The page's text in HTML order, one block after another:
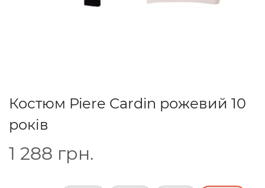
Костюм Piere Cardin рожевий 10
років
1 288 грн.